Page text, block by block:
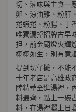
切、滷味與主食一
卵、涼油雞、粉肝
捲蝦捲、粉腸、丁
唯獨漏掉招牌古早
担，前金廟燈火輝
栩栩如生，別有意
提到切仔攤，不能
十年老店是高雄政
陸精華全進湯裡，
料最齊，點上一碗
料，在湯裡灑上日